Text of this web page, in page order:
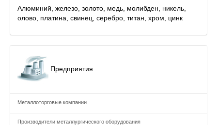
Алюминий, железо, золото, медь, молибден, никель,
олово, платина, свинец, серебро, титан, хром, цинк
Предприятия
Металлоторговые компании
Производители металлургического оборудования